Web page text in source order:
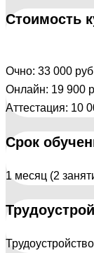
Стоимость
Очно: 33 000
Онлайн: 19 900
Аттестация: 10
Срок
1 месяц (2